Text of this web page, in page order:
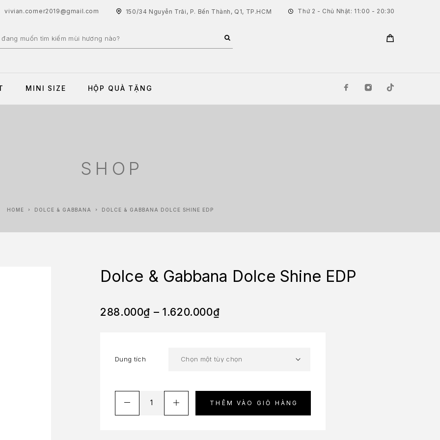
vivian.corner2019@gmail.com 150/34 Nguyễn Trãi, P. Bến Thành, Q1, TP.HCM Thứ 2 - Chủ Nhật: 11:00 - 20:30
MINI SIZE HỘP QUÀ TẶNG
SHOP
HOME DOLCE & GABBANA DOLCE & GABBANA DOLCE SHINE EDP
Dolce & Gabbana Dolce Shine EDP
288.000₫ – 1.620.000₫
Dung tích
THÊM VÀO GIỎ HÀNG